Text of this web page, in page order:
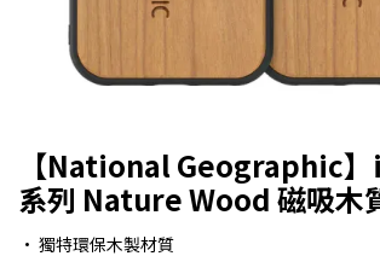
【National Geographic
系列 Nature Wood 磁吸木
• 獨特環保木製材質